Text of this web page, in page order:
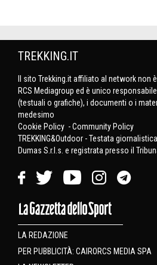
TREKKING.IT
Il sito Trekking.it affiliato al network non
RCS Mediagroup ed è unico
(testuali o grafiche), i documenti o i
medesimo
Cookie Policy -Community Policy
TREKKING&Outdoor - Testata
Dumas S.r.l.s. e registrata presso il
LA REDAZIONE
PER PUBBLICITÀ: CAIRORCS MEDIA SPA